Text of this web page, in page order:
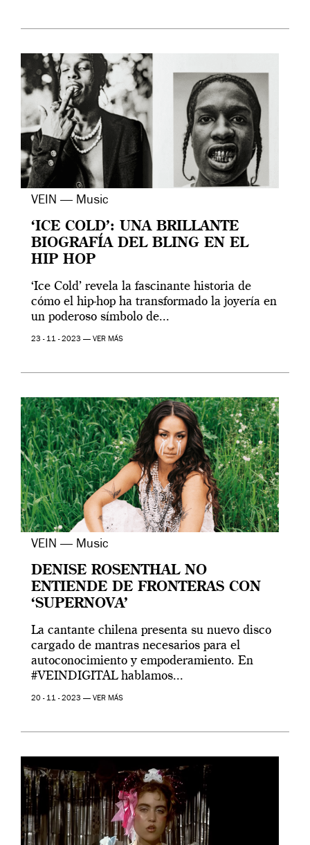
VEIN — Music
‘ICE COLD’: UNA BRILLANTE
BIOGRAFÍA DEL BLING EN EL
HIP HOP
‘Ice Cold’ revela la fascinante historia de
cómo el hip-hop ha transformado la joyería en
un poderoso símbolo de...
23 - 11 - 2023 — VER MÁS
VEIN — Music
DENISE ROSENTHAL NO
ENTIENDE DE FRONTERAS CON
‘SUPERNOVA’
La cantante chilena presenta su nuevo disco
cargado de mantras necesarios para el
autoconocimiento y empoderamiento. En
#VEINDIGITAL hablamos...
20 - 11 - 2023 — VER MÁS